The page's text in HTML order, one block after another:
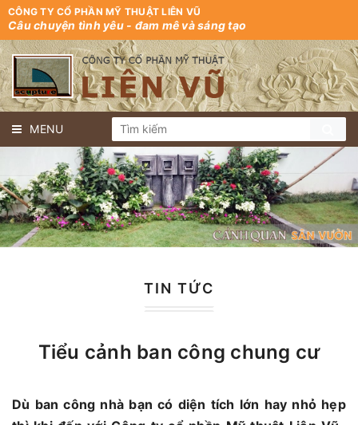
CÔNG TY CỔ PHẦN MỸ THUẬT LIÊN VŨ
Câu chuyện tình yêu - đam mê và sáng tạo
MENU
TIN TỨC
Tiểu cảnh ban công chung cư
Dù ban công nhà bạn có diện tích lớn hay nhỏ hẹp